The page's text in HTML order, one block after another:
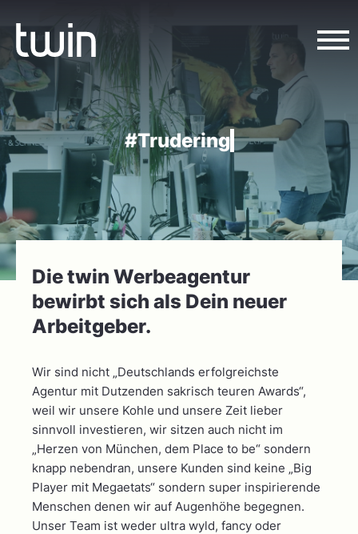
#
Die twin Werbeagentur
bewirbt sich als Dein neuer
Arbeitgeber.
Wir sind nicht „Deutschlands erfolgreichste
Agentur mit Dutzenden sakrisch teuren Awards“,
weil wir unsere Kohle und unsere Zeit lieber
sinnvoll investieren, wir sitzen auch nicht im
„Herzen von München, dem Place to be“ sondern
knapp nebendran, unsere Kunden sind keine „Big
Player mit Megaetats“ sondern super inspirierende
Menschen denen wir auf Augenhöhe begegnen.
Unser Team ist weder ultra wyld, fancy oder